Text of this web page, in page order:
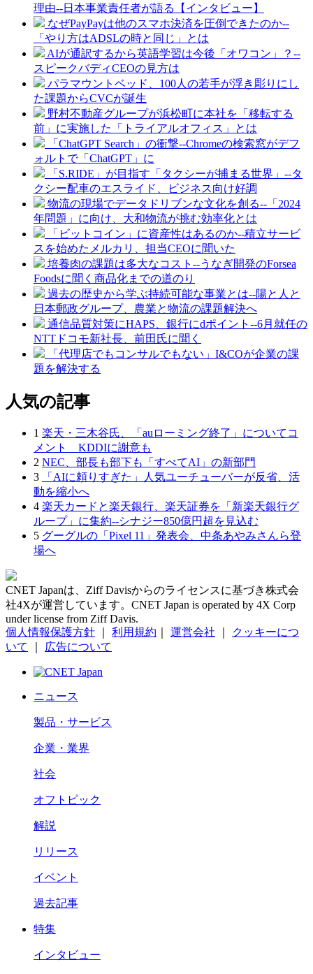
理由--日本事業責任者が語る【インタビュー】
なぜPayPayは他のスマホ決済を圧倒できたのか--
「やり方はADSLの時と同じ」とは
AIが通訳するから英語学習は今後「オワコン」？--
スピークバディCEOの見方は
パラマウントベッド、100人の若手が浮き彫りにし
た課題からCVCが誕生
野村不動産グループが浜松町に本社を「移転する
前」に実施した「トライアルオフィス」とは
「ChatGPT Search」の衝撃--Chromeの検索窓がデフ
ォルトで「ChatGPT」に
「S.RIDE」が目指す「タクシーが捕まる世界」--タ
クシー配車のエスライド、ビジネス向け好調
物流の現場でデータドリブンな文化を創る--「2024
年問題」に向け、大和物流が挑む効率化とは
「ビットコイン」に資産性はあるのか--積立サービ
スを始めたメルカリ、担当CEOに聞いた
培養肉の課題は多大なコスト--うなぎ開発のForsea
Foodsに聞く商品化までの道のり
過去の歴史から学ぶ持続可能な事業とは--陽と人と
日本郵政グループ、農業と物流の課題解決へ
通信品質対策にHAPS、銀行にdポイント--6月就任の
NTTドコモ新社長、前田氏に聞く
「代理店でもコンサルでもない」I&COが企業の課
題を解決する
人気の記事
1 楽天・三木谷氏、「auローミング終了」についてコ
メント KDDIに謝意も
2 NEC、部長も部下も「すべてAI」の新部門
3
「AIに頼りすぎた」人気ユーチューバーが反省、活
動を縮小へ
4 楽天カードと楽天銀行、楽天証券を「新楽天銀行グ
ループ」に集約--シナジー850億円超を見込む
5 グーグルの「Pixel 11」発表会、中条あやみさんら登
場へ
CNET Japanは、Ziff Davisからのライセンスに基づき株式会
社4Xが運営しています。CNET Japan is operated by 4X Corp
under license from Ziff Davis.
個人情報保護方針
利用規約 運営会社
クッキーにつ
いて
広告について
ニュース
製品・サービス
企業・業界
社会
オフトピック
解説
リリース
イベント
過去記事
特集
インタビュー